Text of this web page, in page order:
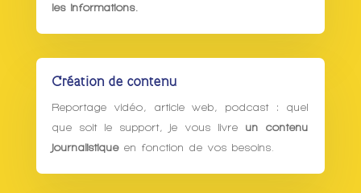
les informations.
Création de contenu
Reportage vidéo, article web, podcast : quel
que soit le support, je vous livreun contenu
journalistique en fonction de vos besoins.